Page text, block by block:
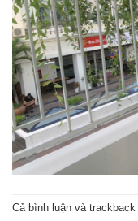
Cả bình luận và trackback